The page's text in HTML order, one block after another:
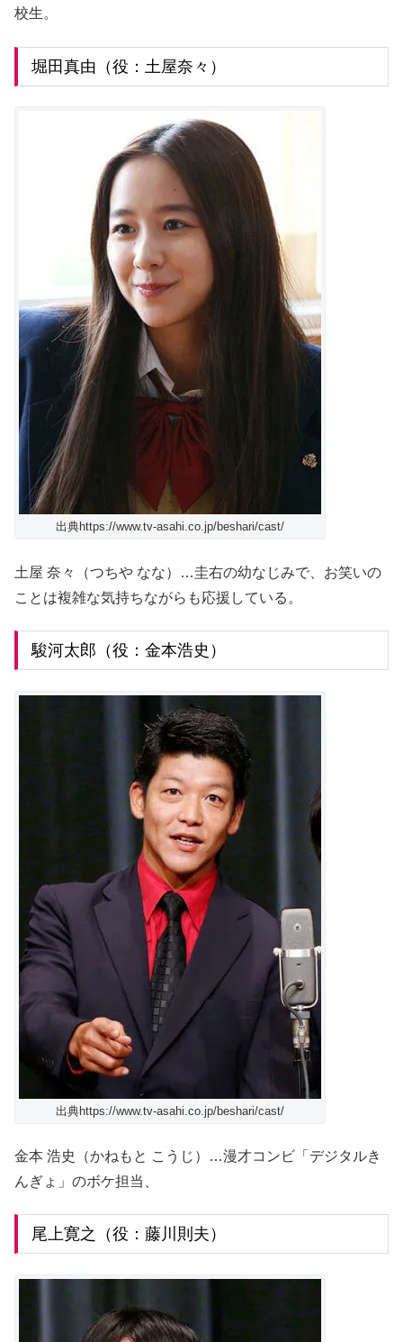
校生。
堀田真由（役：土屋奈々）
出典https://www.tv-asahi.co.jp/beshari/cast/
土屋 奈々（つちや なな）…圭右の幼なじみで、お笑いの
ことは複雑な気持ちながらも応援している。
駿河太郎（役：金本浩史）
出典https://www.tv-asahi.co.jp/beshari/cast/
金本 浩史（かねもと こうじ）…漫才コンビ「デジタルき
んぎょ」のボケ担当、
尾上寛之（役：藤川則夫）